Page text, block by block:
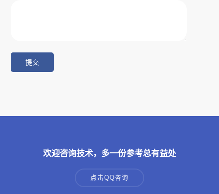
欢迎咨询技术，多一份参考总有益处
点击QQ咨询